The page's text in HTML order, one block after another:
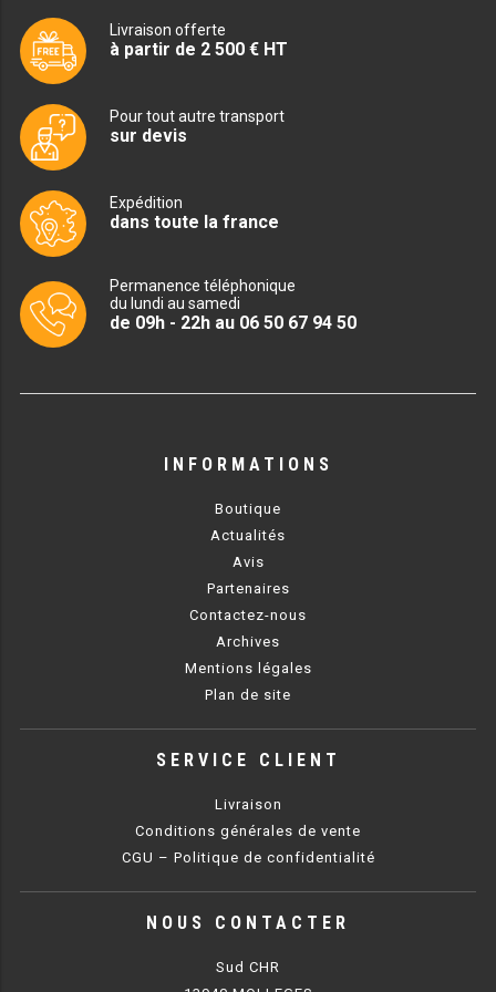
PRÉSENTOIR À INGRÉDIENTS
PROFONDEUR 400 VITRÉE
PROFONDEUR 400 INOX
ARMOIRE RÉFRIGÉRÉE
RÉFRIGÉRATEUR VITRÉ
RÉFRIGÉRATEUR POISSON
CONGÉLATEUR
CONGÉLATEUR VITRÉ
CONGÉLATEURS HORIZONTAUX
VITRINE À BOISSONS
ARRIÈRE-BAR
CAVE À VIN
Livraison offerte
à partir de 2 500 € HT
Pour tout autre transport
sur devis
Expédition
dans toute la france
Permanence téléphonique
du lundi au samedi
de 09h - 22h au 06 50 67 94 50
INFORMATIONS
Boutique
Actualités
Avis
Partenaires
Contactez-nous
Archives
Mentions légales
Plan de site
SERVICE CLIENT
Livraison
Conditions générales de vente
CGU – Politique de confidentialité
NOUS CONTACTER
Sud CHR